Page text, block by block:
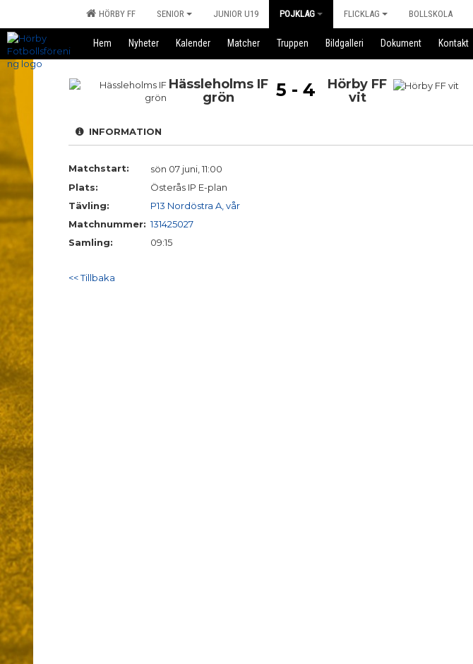
HÖRBY FF SENIOR JUNIOR U19 POJKLAG FLICKLAG BOLLSKOLA
Hem Nyheter Kalender Matcher Truppen Bildgalleri Dokument Kontakt
Hässleholms IF
grön
5 - 4
Hörby FF
vit
INFORMATION
Matchstart:
sön 07 juni, 11:00
Plats:
Österås IP E-plan
Tävling:
P13 Nordöstra A, vår
Matchnummer: 131425027
Samling:
09:15
<< Tillbaka